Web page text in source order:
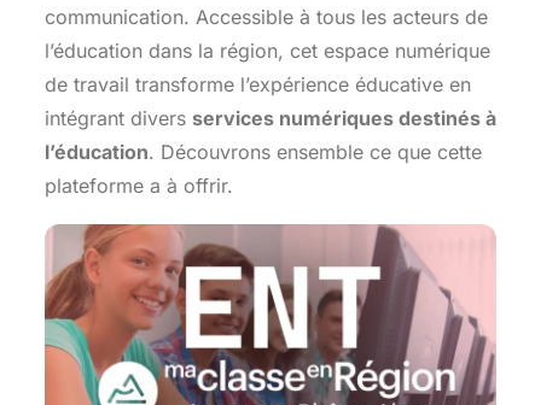
communication. Accessible à tous les acteurs de
l’éducation dans la région, cet espace numérique
de travail transforme l’expérience éducative en
intégrant divers services numériques destinés à
l’éducation. Découvrons ensemble ce que cette
plateforme a à offrir.